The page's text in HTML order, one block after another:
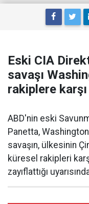
Eski CIA
savaşı
rakiplere
ABD'nin eski
Panetta,
savaşın, ülkesinin
küresel rakipleri
zayıflattığı